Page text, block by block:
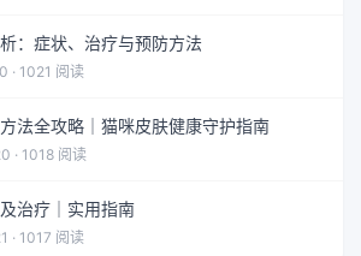
：症状、治疗与预防方法
· 1021 阅读
法全攻略｜猫咪皮肤健康守护指南
· 1018 阅读
治疗｜实用指南
· 1017 阅读